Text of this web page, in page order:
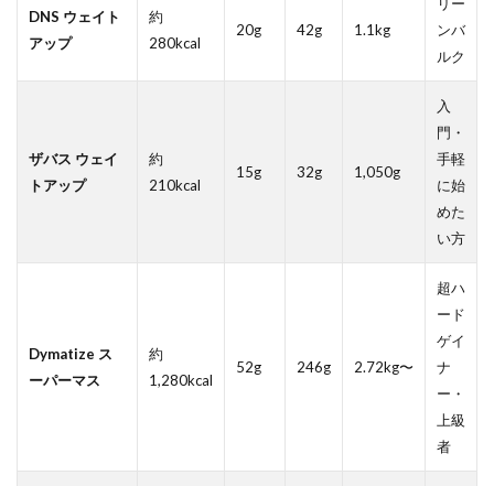
DNS ウェイト
アップ
約
280kcal
20g 42g 1.1kg
ンバ
ルク
ザバス ウェイ
トアップ
約
210kcal
15g 32g 1,050g
入
門・
手軽
に始
めた
い方
Dymatize ス
ーパーマス
約
1,280kcal
52g 246g 2.72kg〜
超ハ
ード
ゲイ
ナ
ー・
上級
者